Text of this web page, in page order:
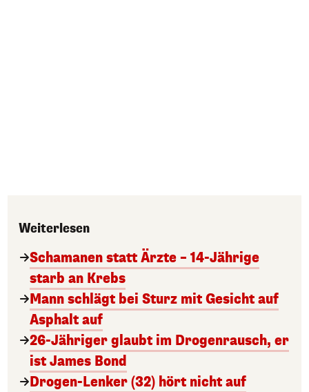
Weiterlesen
Schamanen statt Ärzte – 14-Jährige
starb an Krebs
Mann schlägt bei Sturz mit Gesicht auf
Asphalt auf
26-Jähriger glaubt im Drogenrausch, er
ist James Bond
Drogen-Lenker (32) hört nicht auf